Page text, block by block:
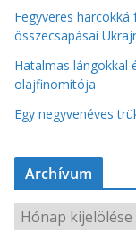
Fegyveres
összecsapásai
Hatalmas lángokkal
olajfinomítója
Egy negyvenéves
Archívum